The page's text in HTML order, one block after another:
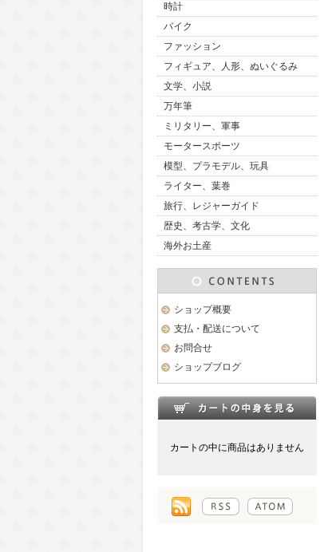
時計
バイク
ファッション
フィギュア、人形、ぬいぐるみ
文学、小説
万年筆
ミリタリー、軍事
モータースポーツ
模型、プラモデル、玩具
ライター、葉巻
旅行、レジャーガイド
歴史、考古学、文化
海外お土産
ショップ概要
支払・配送について
お問合せ
ショップブログ
カートの中に商品はありません